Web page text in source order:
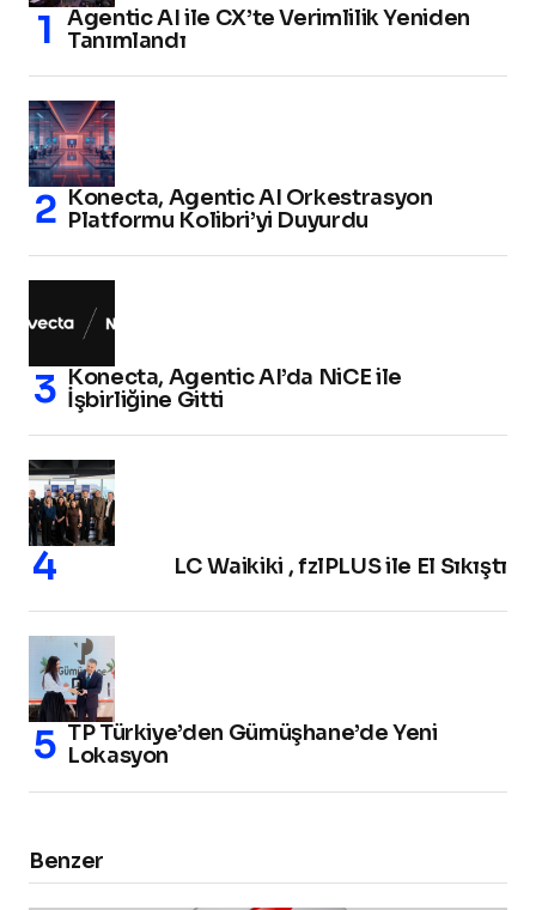
Agentic AI ile CX’te Verimlilik Yeniden
Tanımlandı
Konecta, Agentic AI Orkestrasyon
Platformu Kolibri’yi Duyurdu
Konecta, Agentic AI’da NiCE ile
İşbirliğine Gitti
LC Waikiki , fzlPLUS ile El Sıkıştı
TP Türkiye’den Gümüşhane’de Yeni
Lokasyon
Benzer